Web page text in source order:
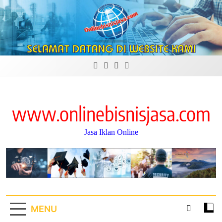
Skip
to
content
www.onlinebisnisjasa.com
Jasa Iklan Online
MENU